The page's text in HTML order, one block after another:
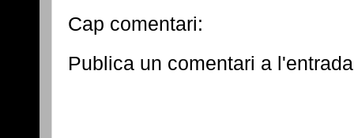
Cap comentari:
Publica un comentari a l'entrada